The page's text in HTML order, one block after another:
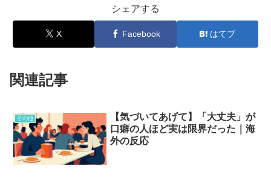
シェアする
X Facebook はてブ
関連記事
その他
【気づいてあげて】「大丈夫」が
口癖の人ほど実は限界だった｜海
外の反応